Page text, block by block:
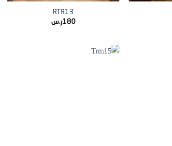
RTR13
180ر.س